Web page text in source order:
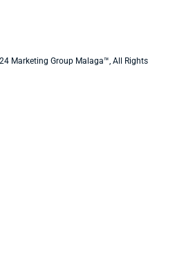
Marketing Group Malaga™, All Rights